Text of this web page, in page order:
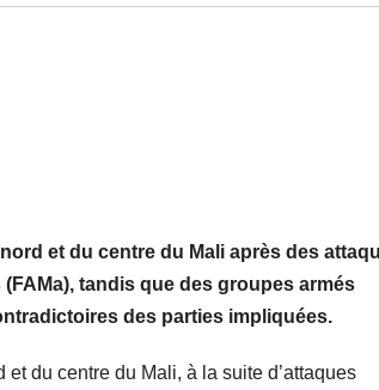
et du centre du Mali après des
tandis que des groupes armés
des parties impliquées.
du centre du Mali, à la suite d’attaques